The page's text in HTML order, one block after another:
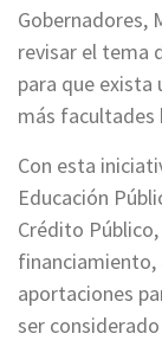
Gobernadores,
revisar el tema
para que exista
más facultades
Con esta
Educación
Crédito
aportaciones
ser